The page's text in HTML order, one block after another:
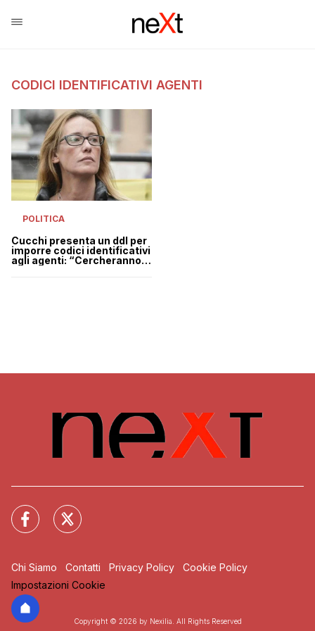
CODICI IDENTIFICATIVI AGENTI
POLITICA
Cucchi presenta un ddl per
imporre codici identificativi
agli agenti: “Cercheranno
Chi Siamo Contatti Privacy Policy
Cookie Policy
Impostazioni Cookie
Copyright © 2026 by Nexilia. All Rights Reserved